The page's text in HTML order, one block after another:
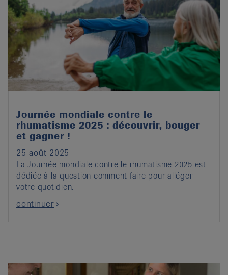
Journée mondiale contre le
rhumatisme 2025 : découvrir, bouger
et gagner !
25 août 2025
La Journée mondiale contre le rhumatisme 2025 est
dédiée à la question comment faire pour alléger
votre quotidien.
continuer